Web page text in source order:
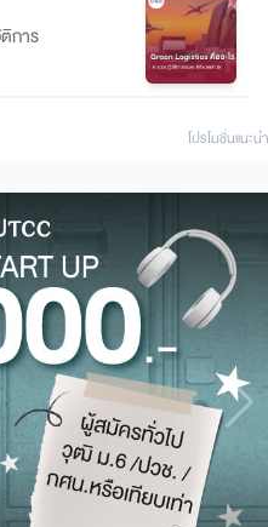
การ
โปรโมชั่นแนะนํา